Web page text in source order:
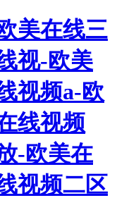
美在线三
视-欧美
视频a-欧
线视频
-欧美在
视频二区